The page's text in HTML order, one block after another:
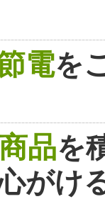
電を
品を
がけ